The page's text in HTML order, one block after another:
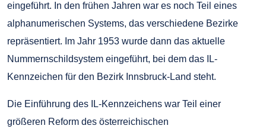
eingeführt. In den frühen Jahren war es noch Teil eines
alphanumerischen Systems, das verschiedene Bezirke
repräsentiert. Im Jahr 1953 wurde dann das aktuelle
Nummernschildsystem eingeführt, bei dem das IL-
Kennzeichen für den Bezirk Innsbruck-Land steht.
Die Einführung des IL-Kennzeichens war Teil einer
größeren Reform des österreichischen